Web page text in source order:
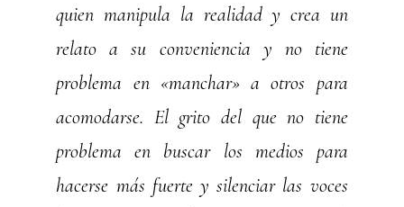
quien manipula la realidad y crea un
relato a su conveniencia y no tiene
problema en «manchar» a otros para
acomodarse. El grito del que no tiene
problema en buscar los medios para
hacerse más fuerte y silenciar las voces